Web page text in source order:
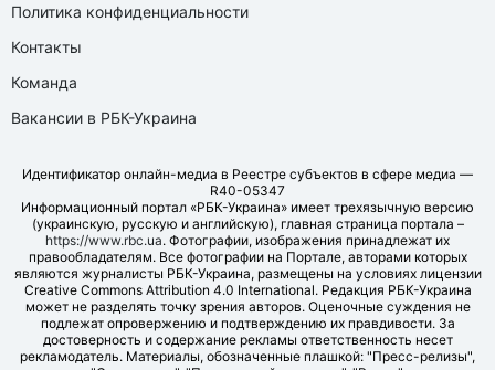
Политика конфиденциальности
Контакты
Команда
Вакансии в РБК-Украина
Идентификатор онлайн-медиа в Реестре субъектов в сфере медиа —
R40-05347
Информационный портал «РБК-Украина» имеет трехязычную версию
(украинскую, русскую и английскую), главная страница портала –
https://www.rbc.ua. Фотографии, изображения принадлежат их
правообладателям. Все фотографии на Портале, авторами которых
являются журналисты РБК-Украина, размещены на условиях лицензии
Creative Commons Attribution 4.0 International. Редакция РБК-Украина
может не разделять точку зрения авторов. Оценочные суждения не
подлежат опровержению и подтверждению их правдивости. За
достоверность и содержание рекламы ответственность несет
рекламодатель. Материалы, обозначенные плашкой: "Пресс-релизы",